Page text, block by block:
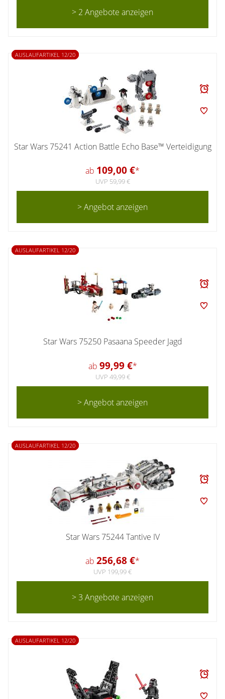
> 2 Angebote anzeigen
AUSLAUFARTIKEL 12/20
Star Wars 75241 Action Battle Echo Base™ Verteidigung
ab 109,00 €*
UVP 59,99 €
> Angebot anzeigen
AUSLAUFARTIKEL 12/20
Star Wars 75250 Pasaana Speeder Jagd
ab 99,99 €*
UVP 49,99 €
> Angebot anzeigen
AUSLAUFARTIKEL 12/20
Star Wars 75244 Tantive IV
ab 256,68 €*
UVP 199,99 €
> 3 Angebote anzeigen
AUSLAUFARTIKEL 12/20